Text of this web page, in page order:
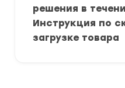
решения в
Инструкция по
загрузке товара